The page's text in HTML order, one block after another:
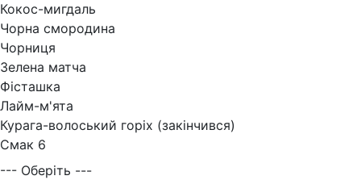
Кокос-мигдаль
Чорна смородина
Чорниця
Зелена матча
Фісташка
Лайм-м'ята
Курага-волоський горіх (закінчився)
Смак 6
--- Оберіть ---